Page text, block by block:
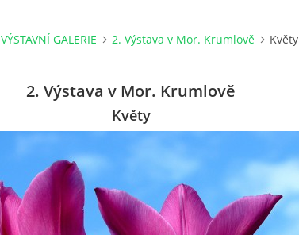
VÝSTAVNÍ GALERIE 2. Výstava v Mor. Krumlově Květy
2. Výstava v Mor. Krumlově
Květy